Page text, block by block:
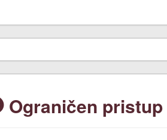
Ograničen pristup